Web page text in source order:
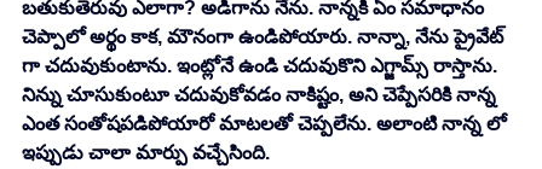
బతుకుతెరువు ఎలాగా? అడిగాను నేను. నాన్నకి ఏం సమాధానం
చెప్పాలో అర్థం కాక, మౌనంగా ఉండిపోయారు. నాన్నా, నేను ప్రైవేట్
గా చదువుకుంటాను. ఇంట్లోనే ఉండి చదువుకొని ఎగ్జామ్స్ రాస్తాను.
నిన్ను చూసుకుంటూ చదువుకోవడం నాకిష్టం, అని చెప్పేసరికి నాన్న
ఎంత సంతోషపడిపోయారో మాటలతో చెప్పలేను. అలాంటి నాన్న లో
ఇప్పుడు చాలా మార్పు వచ్చేసింది.